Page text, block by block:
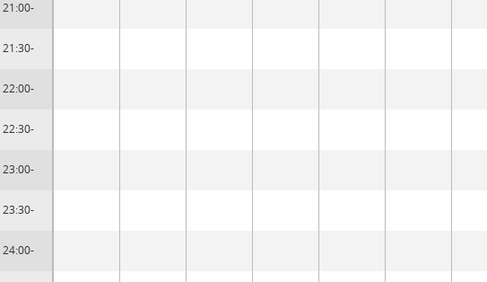
21:00-
21:30-
22:00-
22:30-
23:00-
23:30-
24:00-